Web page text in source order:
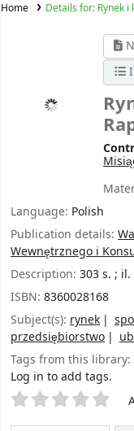
Home Details for: Rynek
Language: Polish
Publication details:
Wewnętrznego i
Description: 303 s. ;
ISBN: 8360028168
Subject(s): rynek
przedsiębiorstwo
Tags from this library:
Log in to add tags.
Star ratings